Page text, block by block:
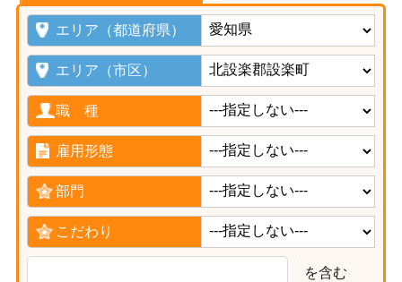
エリア（都道府県）
エリア（市区）
職 種
雇用形態
部門
こだわり
を含む